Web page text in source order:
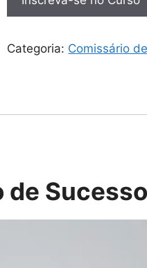
Categoria: Comissário
de